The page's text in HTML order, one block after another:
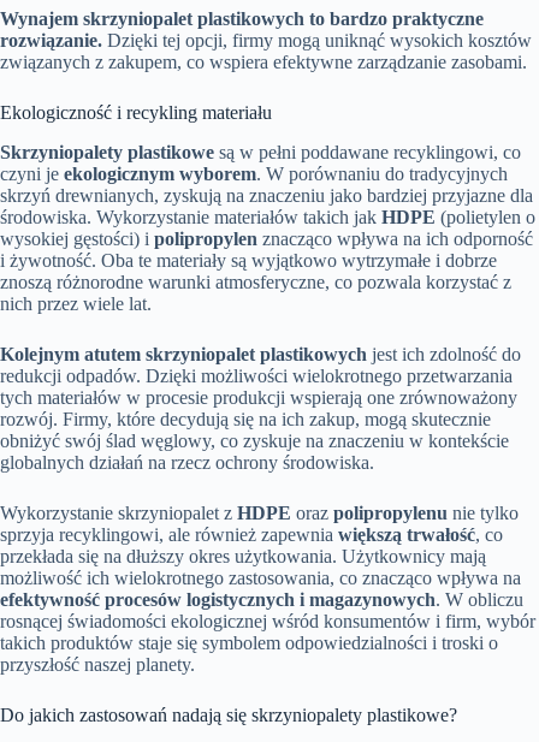
Wynajem skrzyniopalet plastikowych to bardzo praktyczne
rozwiązanie. Dzięki tej opcji, firmy mogą uniknąć wysokich kosztów
związanych z zakupem, co wspiera efektywne zarządzanie zasobami.
Ekologiczność i recykling materiału
Skrzyniopalety plastikowe są w pełni poddawane recyklingowi, co
czyni je ekologicznym wyborem. W porównaniu do tradycyjnych
skrzyń drewnianych, zyskują na znaczeniu jako bardziej przyjazne dla
środowiska. Wykorzystanie materiałów takich jak HDPE (polietylen o
wysokiej gęstości) i polipropylen znacząco wpływa na ich odporność
i żywotność. Oba te materiały są wyjątkowo wytrzymałe i dobrze
znoszą różnorodne warunki atmosferyczne, co pozwala korzystać z
nich przez wiele lat.
Kolejnym atutem skrzyniopalet plastikowych jest ich zdolność do
redukcji odpadów. Dzięki możliwości wielokrotnego przetwarzania
tych materiałów w procesie produkcji wspierają one zrównoważony
rozwój. Firmy, które decydują się na ich zakup, mogą skutecznie
obniżyć swój ślad węglowy, co zyskuje na znaczeniu w kontekście
globalnych działań na rzecz ochrony środowiska.
Wykorzystanie skrzyniopalet z HDPE oraz polipropylenu nie tylko
sprzyja recyklingowi, ale również zapewnia większą trwałość, co
przekłada się na dłuższy okres użytkowania. Użytkownicy mają
możliwość ich wielokrotnego zastosowania, co znacząco wpływa na
efektywność procesów logistycznych i magazynowych. W obliczu
rosnącej świadomości ekologicznej wśród konsumentów i firm, wybór
takich produktów staje się symbolem odpowiedzialności i troski o
przyszłość naszej planety.
Do jakich zastosowań nadają się skrzyniopalety plastikowe?